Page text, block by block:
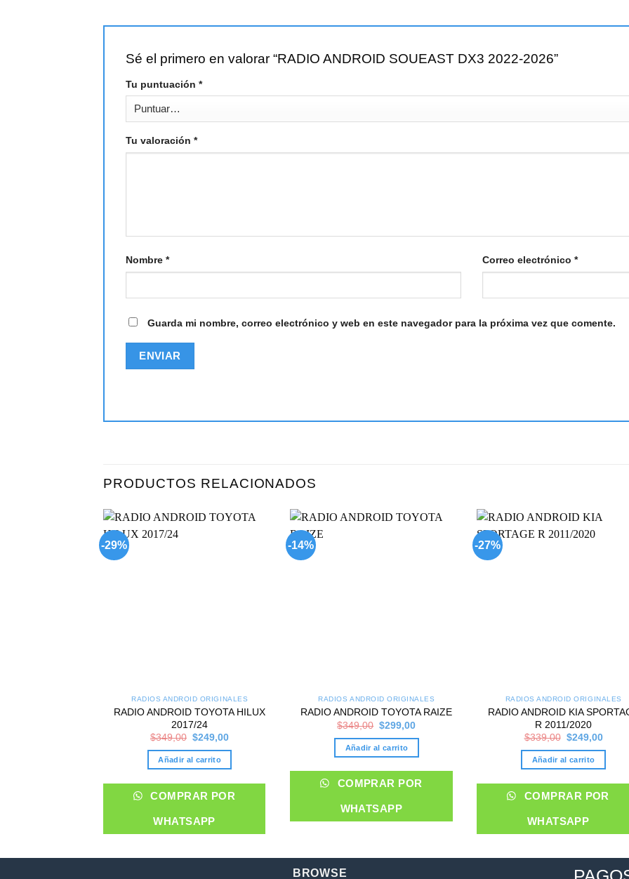
Sé el primero en valorar “RADIO ANDROID SOUEAST DX3 2022-2026”
Tu puntuación *
Tu valoración *
Nombre * Correo electrónico *
Guarda mi nombre, correo electrónico y web en este navegador para la próxima vez que comente.
PRODUCTOS RELACIONADOS
-29%
RADIOS ANDROID ORIGINALES
RADIO ANDROID TOYOTA HILUX
2017/24
$349,00 Original
was:
$349,00.
$249,00Current
is:
Añadir al carrito
COMPRAR POR
WHATSAPP
-14%
RADIOS ANDROID ORIGINALES
RADIO ANDROID TOYOTA RAIZE
$349,00 Original
price
was:
$349,00.
$299,00Current
is:
Añadir al carrito
COMPRAR POR
WHATSAPP
-27%
RADIOS ANDROID ORIGINALES
RADIO ANDROID KIA
R 2011/2020
$339,00 Original
was:
$339,00.
$249,00
is:
Añadir al carrito
COMPRAR POR
WHATSAPP
BROWSE